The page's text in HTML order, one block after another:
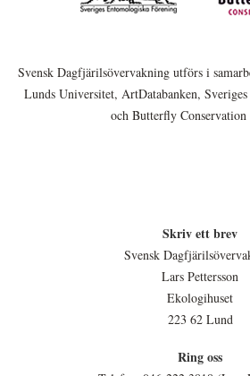
Svensk Dagfjärilsövervakning utförs i
Lunds Universitet, ArtDatabanken,
och Butterfly Conservation
Skriv ett brev
Svensk
Lars Pettersson
Ekologihuset
223 62 Lund
Ring oss